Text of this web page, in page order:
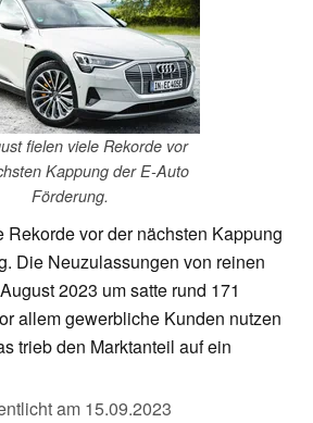
fielen viele Rekorde vor
Kappung der E-Auto
Förderung.
Rekorde vor der nächsten Kappung
Die Neuzulassungen von reinen
2023 um satte rund 171
allem gewerbliche Kunden nutzen
trieb den Marktanteil auf ein
am 15.09.2023